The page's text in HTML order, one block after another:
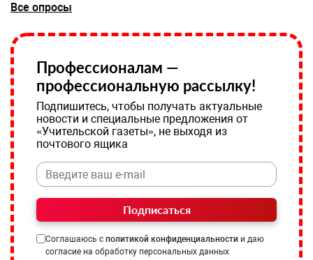
Все опросы
Профессионалам —
профессиональную рассылку!
Подпишитесь, чтобы получать актуальные
новости и специальные предложения от
«Учительской газеты», не выходя из
почтового ящика
Подписаться
Соглашаюсь с политикой конфиденциальности и даю
согласие на обработку персональных данных